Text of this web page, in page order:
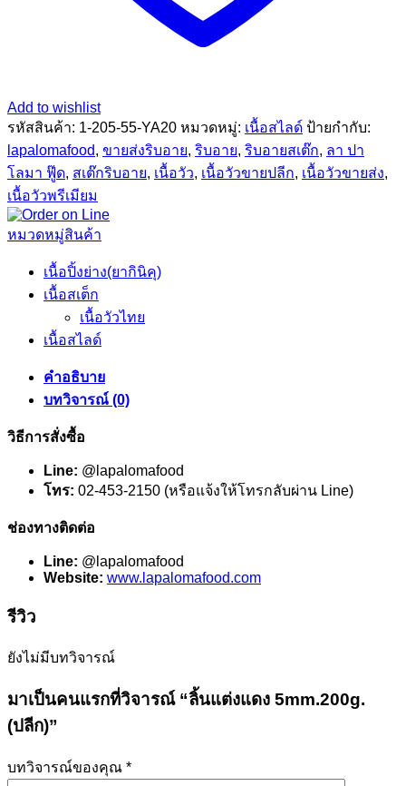
Add to wishlist
รหัสสินค้า: 1-205-55-YA20 หมวดหมู่: เนื้อสไลด์ ป้ายกำกับ:
lapalomafood, ขายส่งริบอาย, ริบอาย, ริบอายสเต๊ก, ลา ปา
โลมา ฟู๊ด, สเต๊กริบอาย, เนื้อวัว, เนื้อวัวขายปลีก, เนื้อวัวขายส่ง,
เนื้อวัวพรีเมียม
หมวดหมู่สินค้า
เนื้อปิ้งย่าง(ยากินิคุ)
เนื้อสเต็ก
เนื้อวัวไทย
เนื้อสไลด์
คำอธิบาย
บทวิจารณ์ (0)
วิธีการสั่งซื้อ
Line: @lapalomafood
โทร: 02-453-2150 (หรือแจ้งให้โทรกลับผ่าน Line)
ช่องทางติดต่อ
Line: @lapalomafood
Website: www.lapalomafood.com
รีวิว
ยังไม่มีบทวิจารณ์
มาเป็นคนแรกที่วิจารณ์ “ลิ้นแต่งแดง 5mm.200g.
(ปลีก)”
บทวิจารณ์ของคุณ *